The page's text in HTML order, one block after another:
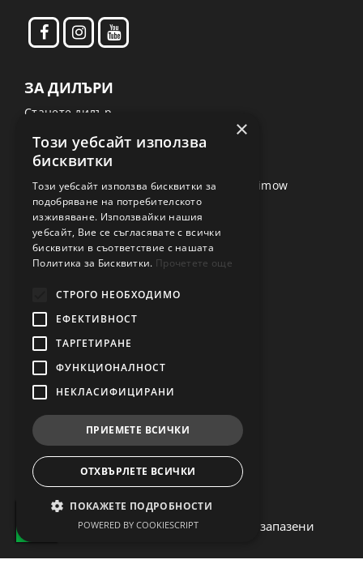
ЗА ДИЛЪРИ
Станете дилър
Видеоклипове
VisionFence
Ръководства за употреба за Segway Navimow
За Segway
ПАЗАРУВАНЕ В NAVIMOW
Общи условия и политики
Сервиз
Доставка
СВЪРЖЕТЕ СЕ С НАС
office@navimow.bg
0889 722 581
София, България
ул. "Проф. Георги Златарски" 6
© 2026 – navimow.bg всички права запазени
×
Този уебсайт използва
бисквитки
Този уебсайт използва бисквитки за
подобряване на потребителското
изживяване. Използвайки нашия
уебсайт, Вие се съгласявате с всички
бисквитки в съответствие с нашата
Политика за Бисквитки. Прочетете още
СТРОГО НЕОБХОДИМО
ЕФЕКТИВНОСТ
ТАРГЕТИРАНЕ
ФУНКЦИОНАЛНОСТ
НЕКЛАСИФИЦИРАНИ
ПРИЕМЕТЕ ВСИЧКИ
ОТХВЪРЛЕТЕ ВСИЧКИ
ПОКАЖЕТЕ ПОДРОБНОСТИ
POWERED BY COOKIESCRIPT